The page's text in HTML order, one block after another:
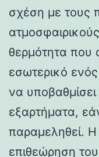
σχέση με τους
θερμότητα που
εσωτερικό
να
εξαρτήματα,
παραμεληθεί. Η
επιθεώρηση